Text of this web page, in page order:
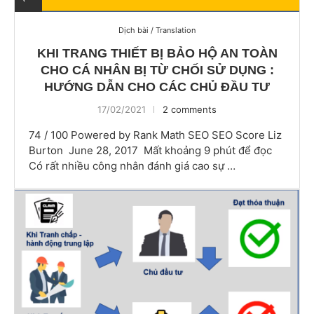
Dịch bài / Translation
KHI TRANG THIẾT BỊ BẢO HỘ AN TOÀN
CHO CÁ NHÂN BỊ TỪ CHỐI SỬ DỤNG :
HƯỚNG DẪN CHO CÁC CHỦ ĐẦU TƯ
17/02/2021 2 comments
74 / 100 Powered by Rank Math SEO SEO Score Liz
Burton June 28, 2017 Mất khoảng 9 phút để đọc
Có rất nhiều công nhân đánh giá cao sự …